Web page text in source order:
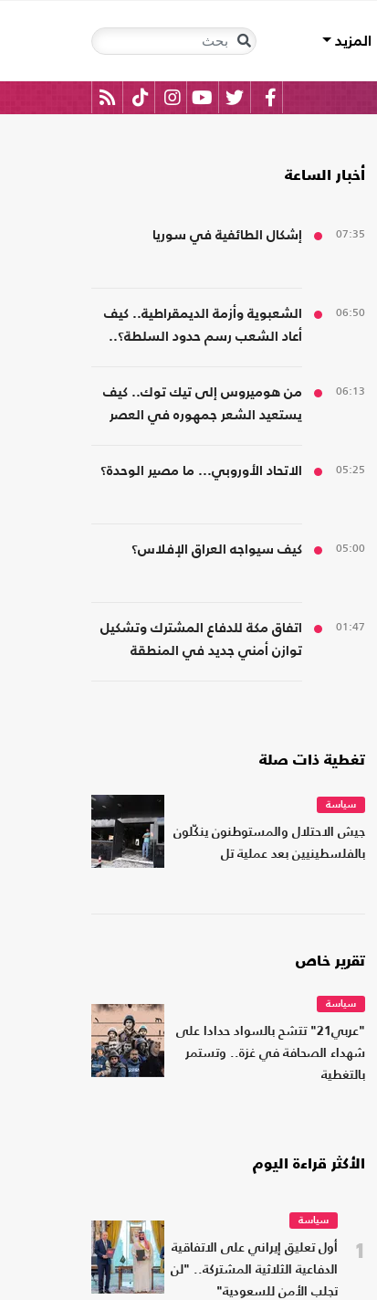
المزيد
أخبار الساعة
07:35 إشكال الطائفية في سوريا
06:50
الشعبوية وأزمة الديمقراطية.. كيف
أعاد الشعب رسم حدود السلطة؟..
06:13
من هوميروس إلى تيك توك.. كيف
يستعيد الشعر جمهوره في العصر
05:25 الاتحاد الأوروبي... ما مصير الوحدة؟
05:00 كيف سيواجه العراق الإفلاس؟
01:47
اتفاق مكة للدفاع المشترك وتشكيل
توازن أمني جديد في المنطقة
تغطية ذات صلة
سياسة
جيش الاحتلال والمستوطنون ينكّلون
بالفلسطينيين بعد عملية تل
تقرير خاص
سياسة
"عربي21" تتشح بالسواد حدادا على
شهداء الصحافة في غزة.. وتستمر
بالتغطية
الأكثر قراءة اليوم
1
سياسة
أول تعليق إيراني على الاتفاقية
الدفاعية الثلاثية المشتركة.. "لن
تجلب الأمن للسعودية"